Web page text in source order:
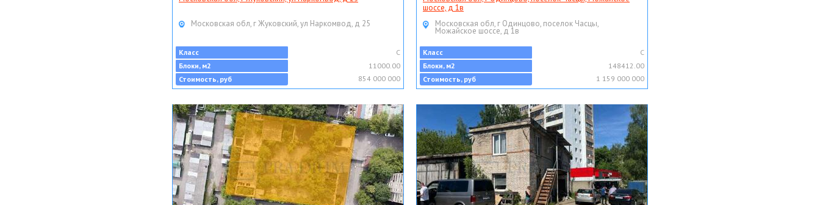
Московская обл, г Жуковский, ул Наркомвод, д 25
Класс
C
Блоки, м2
11000.00
Стоимость, руб
854 000 000
шоссе, д 1в
Московская обл, г Одинцово, поселок Часцы,
Можайское шоссе, д 1в
Класс
C
Блоки, м2
148412.00
Стоимость, руб
1 159 000 000